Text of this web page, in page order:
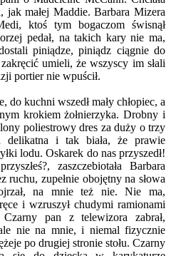
małej Maddie. Barbara Mizera
ktoś tym bogaczom świsnął
pedał, na takich kary nie ma,
piniądze, piniądz ciągnie do
umieli, że wszyscy im słali
portier nie wpuścił.
do kuchni wszedł mały chłopiec, a
krokiem żołnierzyka. Drobny i
poliestrowy dres za duży o trzy
delikatna i tak biała, że prawie
lodu. Oskarek do nas przyszedł!
zaszczebiotała Barbara
ruchu, zupełnie obojętny na słowa
na mnie też nie. Nie ma,
i wzruszył chudymi ramionami
pan z telewizora zabrał,
nie na mnie, i niemal fizycznie
po drugiej stronie stołu. Czarny